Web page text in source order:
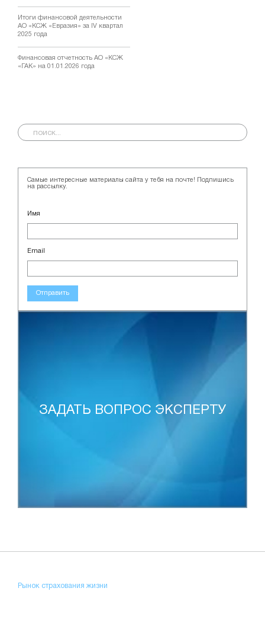
Итоги финансовой деятельности
АО «КСЖ «Евразия» за IV квартал
2025 года
Финансовая отчетность АО «КСЖ
«ГАК» на 01.01.2026 года
Самые интересные материалы сайта у тебя на почте! Подпишись
на рассылку.
Имя
Email
Отправить
ЗАДАТЬ ВОПРОС ЭКСПЕРТУ
Рынок страхования жизни